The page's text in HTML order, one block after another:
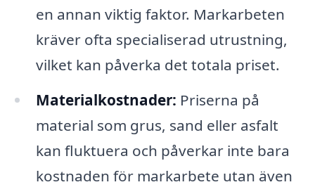
en annan viktig faktor. Markarbeten
kräver ofta specialiserad utrustning,
vilket kan påverka det totala priset.
Materialkostnader: Priserna på
material som grus, sand eller asfalt
kan fluktuera och påverkar inte bara
kostnaden för markarbete utan även